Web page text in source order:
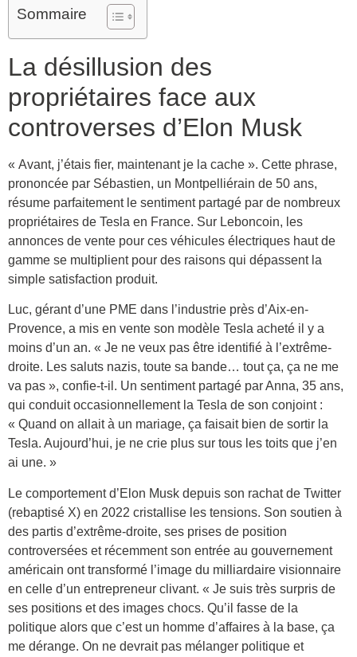
Sommaire
La désillusion des
propriétaires face aux
controverses d’Elon Musk
« Avant, j’étais fier, maintenant je la cache ». Cette phrase,
prononcée par Sébastien, un Montpelliérain de 50 ans,
résume parfaitement le sentiment partagé par de nombreux
propriétaires de Tesla en France. Sur Leboncoin, les
annonces de vente pour ces véhicules électriques haut de
gamme se multiplient pour des raisons qui dépassent la
simple satisfaction produit.
Luc, gérant d’une PME dans l’industrie près d’Aix-en-
Provence, a mis en vente son modèle Tesla acheté il y a
moins d’un an. « Je ne veux pas être identifié à l’extrême-
droite. Les saluts nazis, toute sa bande… tout ça, ça ne me
va pas », confie-t-il. Un sentiment partagé par Anna, 35 ans,
qui conduit occasionnellement la Tesla de son conjoint :
« Quand on allait à un mariage, ça faisait bien de sortir la
Tesla. Aujourd’hui, je ne crie plus sur tous les toits que j’en
ai une. »
Le comportement d’Elon Musk depuis son rachat de Twitter
(rebaptisé X) en 2022 cristallise les tensions. Son soutien à
des partis d’extrême-droite, ses prises de position
controversées et récemment son entrée au gouvernement
américain ont transformé l’image du milliardaire visionnaire
en celle d’un entrepreneur clivant. « Je suis très surpris de
ses positions et des images chocs. Qu’il fasse de la
politique alors que c’est un homme d’affaires à la base, ça
me dérange. On ne devrait pas mélanger politique et